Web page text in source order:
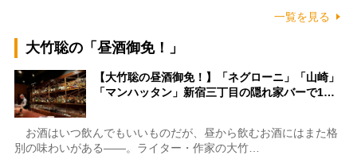
一覧を見る
大竹聡の「昼酒御免！」
【大竹聡の昼酒御免！】「ネグローニ」「山崎」
「マンハッタン」新宿三丁目の隠れ家バーで1…
お酒はいつ飲んでもいいものだが、昼から飲むお酒にはまた格
別の味わいがある――。ライター・作家の大竹…